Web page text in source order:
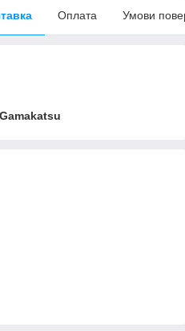
Оплата Умови
Gamakatsu